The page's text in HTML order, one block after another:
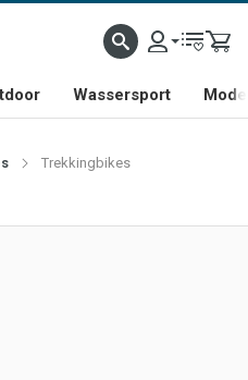
Wassersport
Trekkingbikes